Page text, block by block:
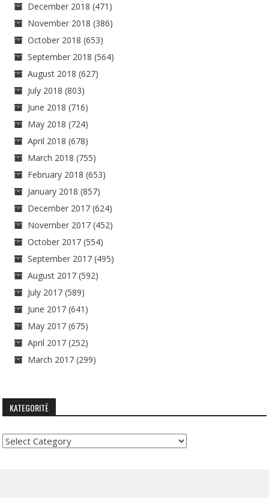
December 2018 (471)
November 2018 (386)
October 2018 (653)
September 2018 (564)
August 2018 (627)
July 2018 (803)
June 2018 (716)
May 2018 (724)
April 2018 (678)
March 2018 (755)
February 2018 (653)
January 2018 (857)
December 2017 (624)
November 2017 (452)
October 2017 (554)
September 2017 (495)
August 2017 (592)
July 2017 (589)
June 2017 (641)
May 2017 (675)
April 2017 (252)
March 2017 (299)
KATEGORITË
Kategoritë